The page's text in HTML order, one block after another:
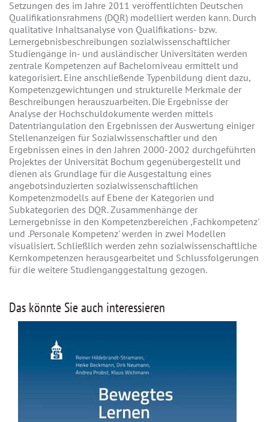
Setzungen des im Jahre 2011 veröffentlichten Deutschen
Qualifikationsrahmens (DQR) modelliert werden kann. Durch
qualitative Inhaltsanalyse von Qualifikations- bzw.
Lernergebnisbeschreibungen sozialwissenschaftlicher
Studiengänge in- und ausländischer Universitäten werden
zentrale Kompetenzen auf Bachelorniveau ermittelt und
kategorisiert. Eine anschließende Typenbildung dient dazu,
Kompetenzgewichtungen und strukturelle Merkmale der
Beschreibungen herauszuarbeiten. Die Ergebnisse der
Analyse der Hochschuldokumente werden mittels
Datentriangulation den Ergebnissen der Auswertung einiger
Stellenanzeigen für Sozialwissenschaftler und den
Ergebnissen eines in den Jahren 2000-2002 durchgeführten
Projektes der Universität Bochum gegenübergestellt und
dienen als Grundlage für die Ausgestaltung eines
angebotsinduzierten sozialwissenschaftlichen
Kompetenzmodells auf Ebene der Kategorien und
Subkategorien des DQR. Zusammenhänge der
Lernergebnisse in den Kompetenzbereichen ,Fachkompetenz'
und .Personale Kompetenz' werden in zwei Modellen
visualisiert. Schließlich werden zehn sozialwissenschaftliche
Kernkompetenzen herausgearbeitet und Schlussfolgerungen
für die weitere Studienganggestaltung gezogen.
Das könnte Sie auch interessieren